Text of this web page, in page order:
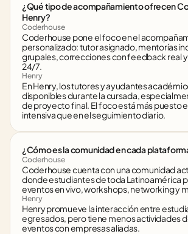
¿Qué tipo de acompañamiento ofrecen
Henry?
Coderhouse
Coderhouse pone el foco en el
personalizado: tutor asignado, mentorías
grupales, correcciones con feedback real y
24/7.
Henry
En Henry, los tutores y ayudantes
disponibles durante la cursada,
de proyecto final. El foco está más puesto
intensiva que en el seguimiento diario.
¿Cómo es la comunidad en cada
Coderhouse
Coderhouse cuenta con una comunidad
donde estudiantes de toda Latinoamérica
eventos en vivo, workshops, networking y
Henry
Henry promueve la interacción entre
egresados, pero tiene menos actividades
eventos con empresas aliadas.